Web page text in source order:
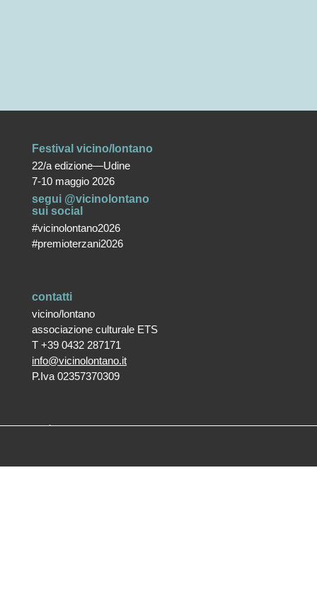
Festival vicino/lontano
22/a edizione—Udine
7-10 maggio 2026
segui @vicinolontano
sui social
#vicinolontano2026
#premioterzani2026
contatti
vicino/lontano
associazione culturale ETS
T +39 0432 287171
info@vicinolontano.it
P.Iva 02357370309
sede